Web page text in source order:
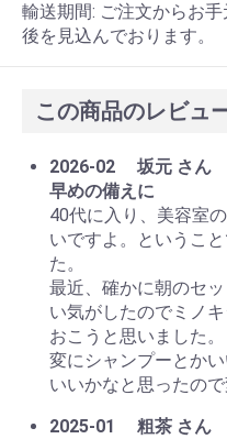
輸送期間: ご注文からお
後を見込んでおります。
この商品のレビュ
2026-02 坂元 さん
早めの備えに
40代に入り、美容室
いですよ。というこ
た。
最近、確かに朝のセ
い気がしたのでミノ
おこうと思いました。
変にシャンプーとか
いいかなと思ったの
2025-01
粗茶 さん